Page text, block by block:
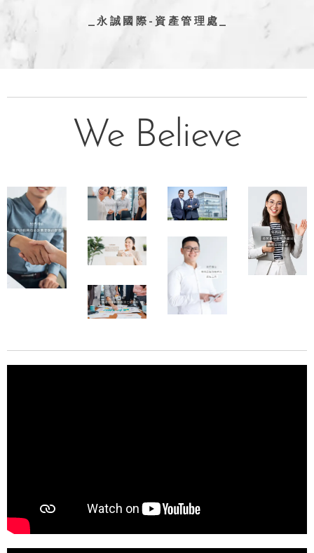
_ 永 誠 國 際 - 資 產 管 理 處 _
We Believe